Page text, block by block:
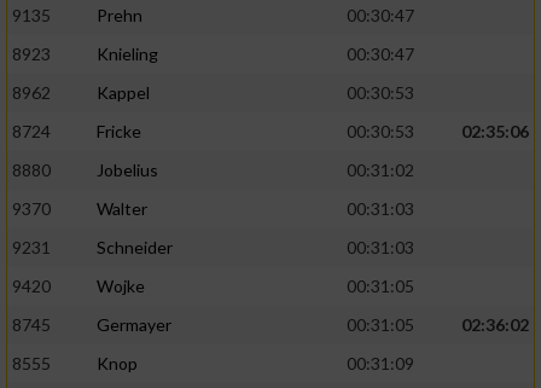
9135
Prehn
00:30:47
8923
Knieling
00:30:47
8962
Kappel
00:30:53
8724
Fricke 00:30:53
02:35:06
8880
Jobelius
00:31:02
9370
Walter
00:31:03
9231
Schneider
00:31:03
9420
Wojke
00:31:05
8745
Germayer 00:31:05
02:36:02
8555
Knop
00:31:09